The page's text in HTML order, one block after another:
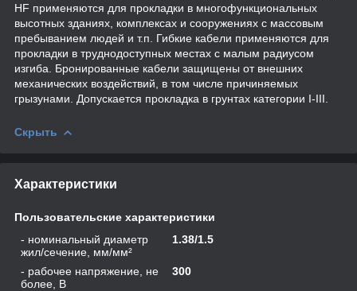
HF применяются для прокладки в многофункциональных
высотных зданиях, комплексах и сооружениях с массовым
пребыванием людей и т.п. Гибкие кабели применяются для
прокладки в труднодоступных местах с малым радиусом
изгиба. Бронированные кабели защищены от внешних
механических воздействий, в том числе причиняемых
грызунами. Допускается прокладка в грунтах категории I-III.
Скрыть
Характеристики
Пользовательские характеристики
- номинальный диаметр
жил/сечение, мм/мм²
1.38/1.5
- рабочее напряжение, не
более, В
300